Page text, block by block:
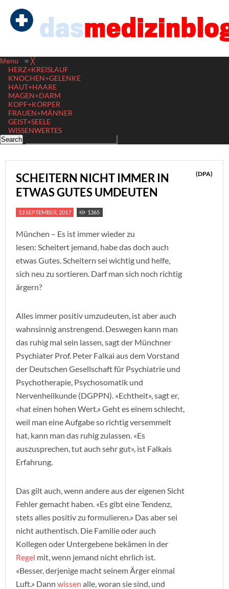
Menu ≡ ╳
HERZ+KREISLAUF
KNOCHEN+GELENKE
HAUT+HAARE
MAGEN+DARM
KOPF+KÖRPER
FRAUEN+MÄNNER
GEIST+SEELE
WISSENWERTES
SCHEITERN NICHT IMMER IN
ETWAS GUTES UMDEUTEN
(DPA)
13 SEPTEMBER, 2017 1365
München – Es ist immer wieder zu
lesen: Scheitert jemand, habe das doch auch
etwas Gutes. Scheitern sei wichtig und helfe,
sich neu zu sortieren. Darf man sich noch richtig
ärgern?
Alles immer positiv umzudeuten, ist aber auch
wahnsinnig anstrengend. Deswegen kann man
das ruhig mal sein lassen, sagt der Münchner
Psychiater Prof. Peter Falkai aus dem Vorstand
der Deutschen Gesellschaft für Psychiatrie und
Psychotherapie, Psychosomatik und
Nervenheilkunde (DGPPN). «Echtheit», sagt er,
«hat einen hohen Wert.» Geht es einem schlecht,
weil man eine Aufgabe so richtig versemmelt
hat, kann man das ruhig zulassen. «Es
auszusprechen, tut auch sehr gut», ist Falkais
Erfahrung.
Das gilt auch, wenn andere aus der eigenen Sicht
Fehler gemacht haben. «Es gibt eine Tendenz,
stets alles positiv zu formulieren.» Das aber sei
nicht authentisch. Die Familie oder auch
Kollegen oder Untergebene bekämen in der
Regel mit, wenn jemand nicht ehrlich ist.
«Besser, derjenige macht seinem Ärger einmal
Luft.» Dann wissen alle, woran sie sind, und